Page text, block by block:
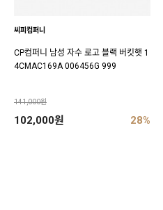
씨피컴퍼니
CP컴퍼니 남성 자수 로고 블랙 버킷햇 1
4CMAC169A 006456G 999
141,000원
102,000원 28%